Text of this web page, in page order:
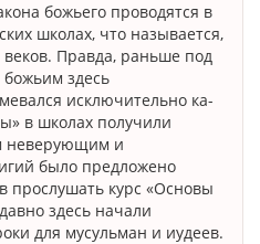
божьего проводятся в
школах, что называется,
веков. Правда, раньше под
божьим здесь
исключительно ка­
в шко­лах получили
неверующим и
было предложено
прослушать курс «Основы
здесь начали
для мусульман и иудеев.